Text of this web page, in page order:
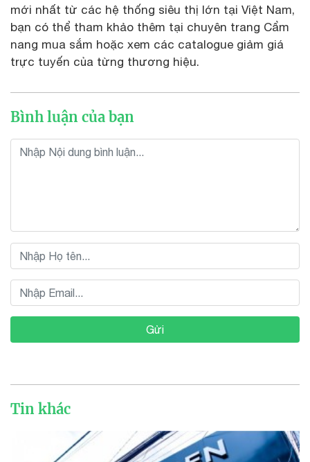
mới nhất từ các hệ thống siêu thị lớn tại Việt Nam,
bạn có thể tham khảo thêm tại chuyên trang Cẩm
nang mua sắm hoặc xem các catalogue giảm giá
trực tuyến của từng thương hiệu.
Bình luận của bạn
Gửi
Tin khác